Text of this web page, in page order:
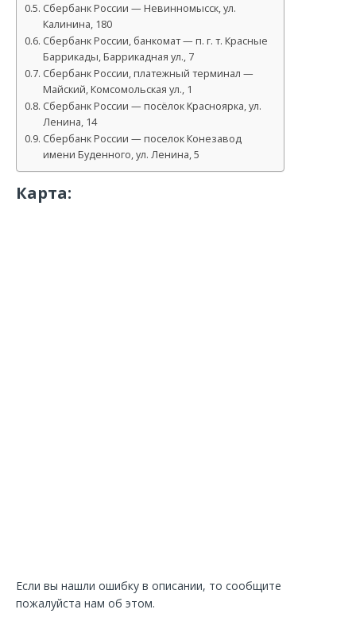
Сбербанк России — Невинномысск, ул.
Калинина, 180
Сбербанк России, банкомат — п. г. т. Красные
Баррикады, Баррикадная ул., 7
Сбербанк России, платежный терминал —
Майский, Комсомольская ул., 1
Сбербанк России — посёлок Красноярка, ул.
Ленина, 14
Сбербанк России — поселок Конезавод
имени Буденного, ул. Ленина, 5
Карта:
Если вы нашли ошибку в описании, то сообщите
пожалуйста нам об этом.